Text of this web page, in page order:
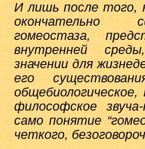
И лишь после того,
окончательно
гомеостаза,
внутренней
значении для
его
философское
само понятие
четкого,